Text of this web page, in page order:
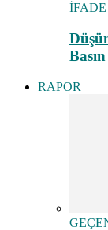
RAPOR